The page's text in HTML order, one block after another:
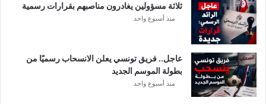
ثلاثة مسؤولين يغادرون مناصبهم بقرارات رسمية
منذ أسبوع واحد
عاجل.. فريق تونسي يعلن الانسحاب رسميًا من
بطولة الموسم الجديد
منذ أسبوع واحد